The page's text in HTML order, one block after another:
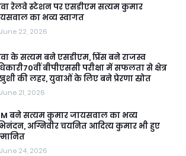
रेलवे स्टेशन पर एसडीएम सत्यम कुमार
का भव्य स्वागत
June 22, 2026
के सत्यम बने एसडीएम, प्रिंस बने राजस्व
बीपीएससी परीक्षा में सफलता से क्षेत्र
की लहर, युवाओं के लिए बने प्रेरणा स्रोत
June 21, 2026
बने सत्यम कुमार जायसवाल का भव्य
अग्निवीर चयनित आदित्य कुमार भी हुए
June 24, 2026